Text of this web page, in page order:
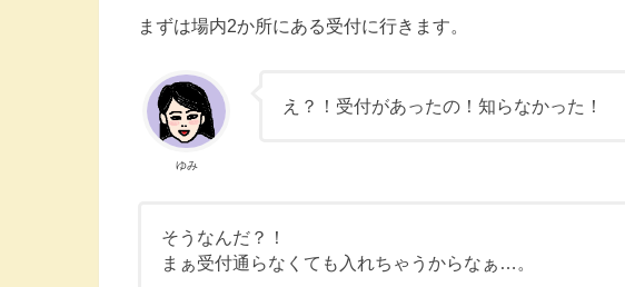
まずは場内2か所にある受付に行きます。
ゆみ
え？！受付があったの！知らなかった！
そうなんだ？！
まぁ受付通らなくても入れちゃうからなぁ…。